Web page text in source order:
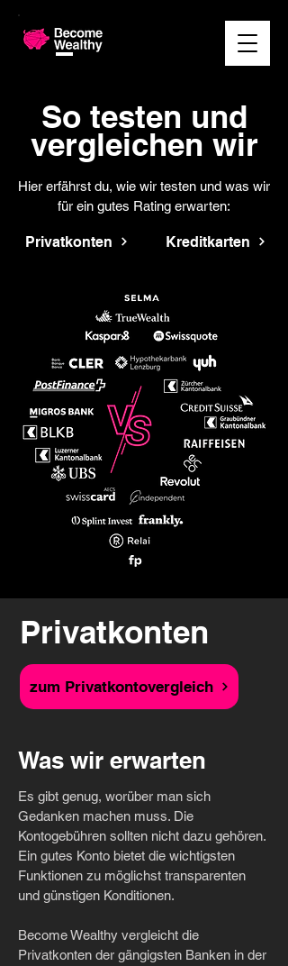
So testen und
vergleichen wir
Hier erfährst du, wie wir testen und was wir
für ein gutes Rating erwarten:
Privatkonten Kreditkarten
Privatkonten
zum Privatkontovergleich
Was wir erwarten
Es gibt genug, worüber man sich
Gedanken machen muss. Die
Kontogebühren sollten nicht dazu gehören.
Ein gutes Konto bietet die wichtigsten
Funktionen zu möglichst transparenten
und günstigen Konditionen.
Become Wealthy vergleicht die
Privatkonten der gängigsten Banken in der